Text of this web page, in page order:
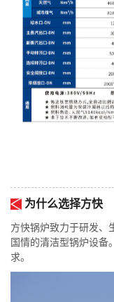
为什么选择方快
方快锅炉致力于研发、
国情的清洁型锅炉设备
求。